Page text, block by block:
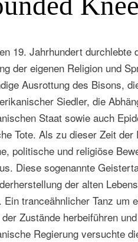
19. Jahrhundert durchlebte
der eigenen Religion und
Ausrottung des Bisons,
Siedler, die
Staat sowie auch
Tote. Als zu dieser Zeit
politische und religiöse
Diese sogenannte
der alten
Ein tranceähnlicher Tanz um
Zustände herbeiführen
Regierung versuchte